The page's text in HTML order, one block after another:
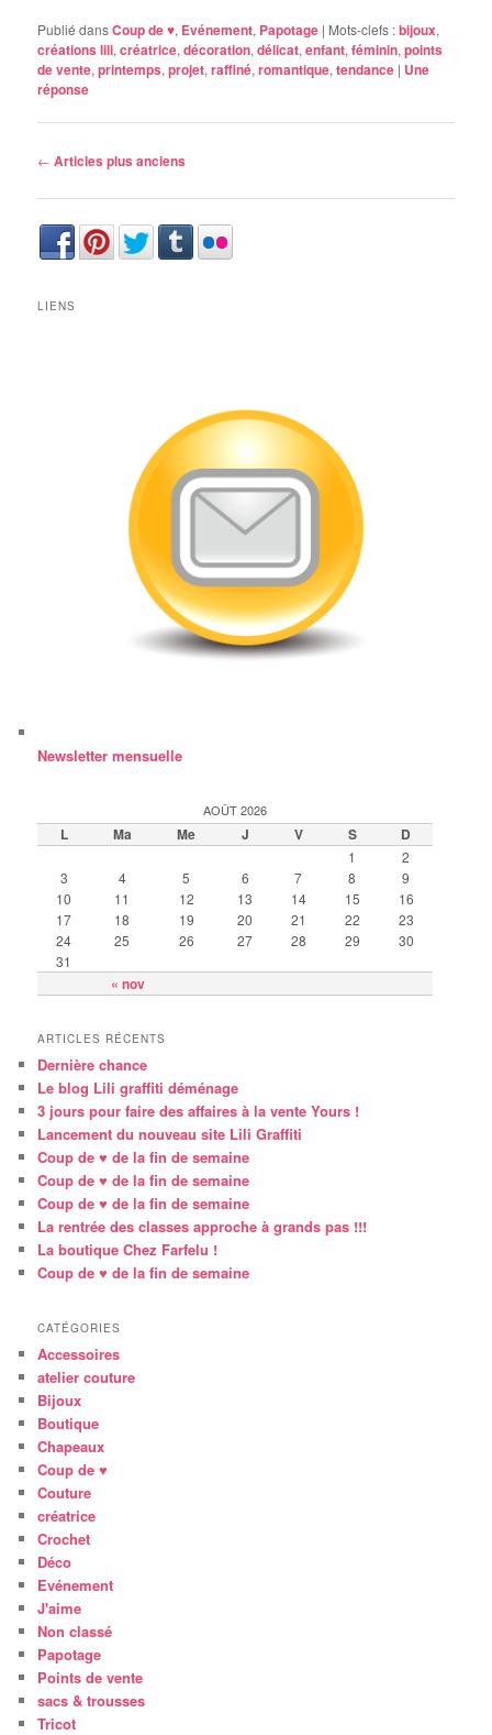
Publié dansCoup de ♥, Evénement, Papotage | Mots-clefs :bijoux,
créations lili,créatrice,décoration,délicat,enfant,féminin,points
de vente,printemps,projet,raffiné,romantique,tendance | Une
réponse
Navigation des articles
← Articles plus anciens
LIENS
Newsletter mensuelle
AOÛT 2026
L Ma Me J V S D
« nov
1
2
3
4 5 6 7 8
9
10
11 12 13 14 15
16
17
18 19 20 21 22
23
24
25 26 27 28 29
30
31
ARTICLES RÉCENTS
Dernière chance
Le blog Lili graffiti déménage
3 jours pour faire des affaires à la vente Yours !
Lancement du nouveau site Lili Graffiti
Coup de ♥ de la fin de semaine
Coup de ♥ de la fin de semaine
Coup de ♥ de la fin de semaine
La rentrée des classes approche à grands pas !!!
La boutique Chez Farfelu !
Coup de ♥ de la fin de semaine
CATÉGORIES
Accessoires
atelier couture
Bijoux
Boutique
Chapeaux
Coup de ♥
Couture
créatrice
Crochet
Déco
Evénement
J'aime
Non classé
Papotage
Points de vente
sacs & trousses
Tricot